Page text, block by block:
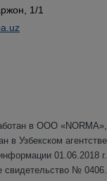
1/1
в ООО «NORMA»,
в Узбекском агентстве
01.06.2018 г.
свидетельство № 0406.